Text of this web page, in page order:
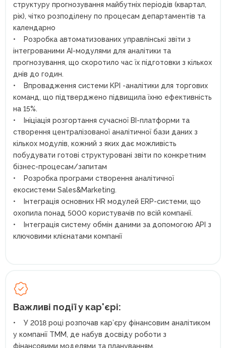
структуру прогнозування майбутніх періодів (квартал,
рік), чітко розподілену по процесам департаментів та
календарно
• Розробка автоматизованих управлінські звіти з
інтегрованими AI-модулями для аналітики та
прогнозування, що скоротило час їх підготовки з кількох
днів до годин.
• Впровадження системи KPI -аналітики для торгових
команд, що підтверджено підвищила їхню ефективність
на 15%.
• Ініціація розгортання сучасної BI-платформи та
створення централізованої аналітичної бази даних з
кількох модулів, кожний з яких дає можливість
побудувати готові структуровані звіти по конкретним
бізнес-процесам/запитам
• Розробка програми створення аналітичної
екосистеми Sales&Marketing.
• Інтеграція основних HR модулей ERP-системи, що
охопила понад 5000 користувачів по всій компанії.
• Інтеграція систему обмін даними за допомогою API з
ключовими клієнатами компанії
Важливі події у кар'єрі:
• У 2018 році розпочав кар’єру фінансовим аналітиком
у компанії ТММ, де набув досвіду роботи з
фінансовими моделями та плануванням.